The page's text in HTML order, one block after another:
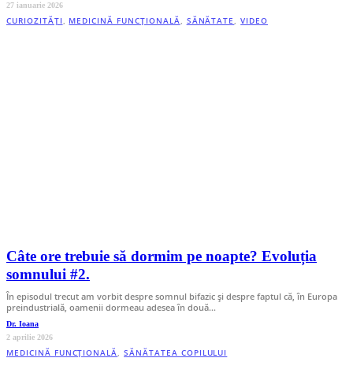
27 ianuarie 2026
CURIOZITĂȚI, MEDICINĂ FUNCȚIONALĂ, SĂNĂTATE,VIDEO
Câte ore trebuie să dormim pe noapte? Evoluția
somnului #2.
În episodul trecut am vorbit despre somnul bifazic și despre faptul că, în Europa
preindustrială, oamenii dormeau adesea în două…
Dr. Ioana
2 aprilie 2026
MEDICINĂ FUNCȚIONALĂ,SĂNĂTATEA COPILULUI